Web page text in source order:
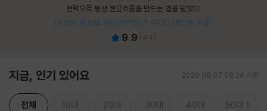
전략으로 평생 현금흐름을 만드는 법을 담았다.
[이달의 책 8월] 산리오캐릭터즈 유리컵 (포인트 차감)
9.9 44
지금, 인기 있어요 2026.08.07 08:24 기준
전체 10대 20대 30대 40대 50대